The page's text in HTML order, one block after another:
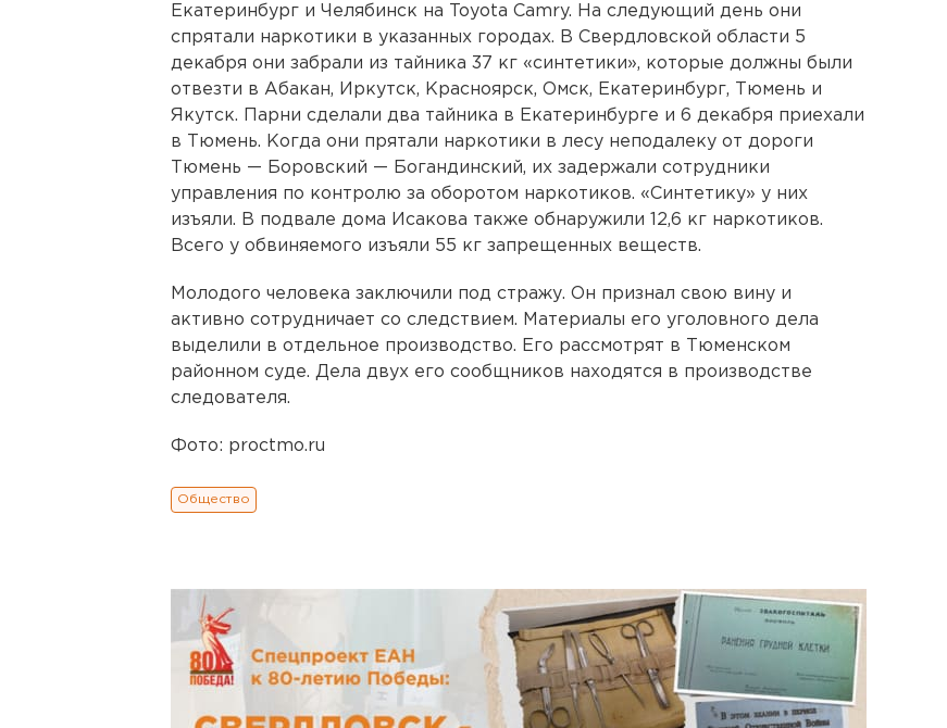
Екатеринбург и Челябинск на Toyota Camry. На следующий день они
спрятали наркотики в указанных городах. В Свердловской области 5
декабря они забрали из тайника 37 кг «синтетики», которые должны были
отвезти в Абакан, Иркутск, Красноярск, Омск, Екатеринбург, Тюмень и
Якутск. Парни сделали два тайника в Екатеринбурге и 6 декабря приехали
в Тюмень. Когда они прятали наркотики в лесу неподалеку от дороги
Тюмень — Боровский — Богандинский, их задержали сотрудники
управления по контролю за оборотом наркотиков. «Синтетику» у них
изъяли. В подвале дома Исакова также обнаружили 12,6 кг наркотиков.
Всего у обвиняемого изъяли 55 кг запрещенных веществ.
Молодого человека заключили под стражу. Он признал свою вину и
активно сотрудничает со следствием. Материалы его уголовного дела
выделили в отдельное производство. Его рассмотрят в Тюменском
районном суде. Дела двух его сообщников находятся в производстве
следователя.
Фото: proctmo.ru
Общество